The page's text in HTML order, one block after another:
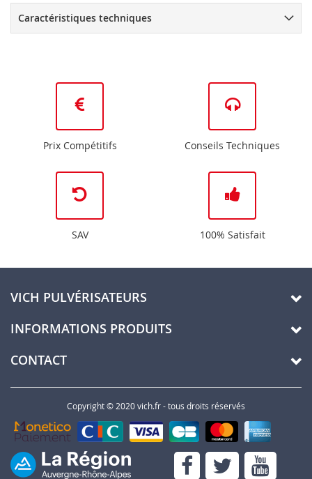
Caractéristiques techniques
Prix Compétitifs Conseils Techniques
SAV 100% Satisfait
VICH PULVÉRISATEURS
INFORMATIONS PRODUITS
CONTACT
Copyright © 2020 vich.fr - tous droits réservés